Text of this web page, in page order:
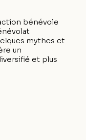
bénévole
mythes et
un
et plus